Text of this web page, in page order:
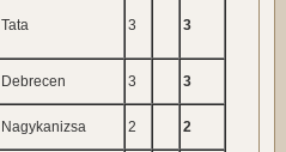
Tata 3 3
Debrecen 3 3
Nagykanizsa 2 2